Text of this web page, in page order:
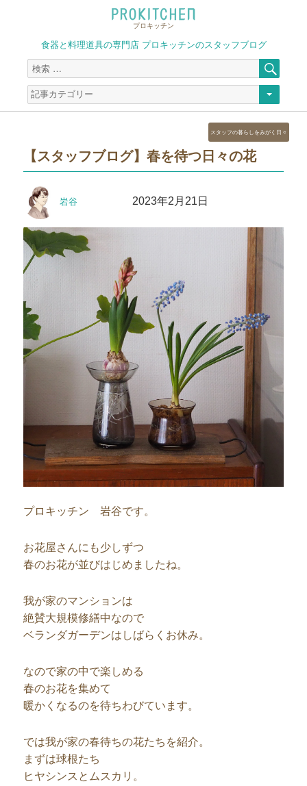
プロキッチン
食器と料理道具の専門店 プロキッチンのスタッフブログ
検
索
対
象:
索
【スタッフブログ】春を待つ日々の花
稿
岩谷稿
2023年2月21日
カ
テ
ゴ
リ
スタッフの暮らしをみがく日々
プロキッチン 岩谷です。
お花屋さんにも少しずつ
春のお花が並びはじめましたね。
我が家のマンションは
絶賛大規模修繕中なので
ベランダガーデンはしばらくお休み。
なので家の中で楽しめる
春のお花を集めて
暖かくなるのを待ちわびています。
では我が家の春待ちの花たちを紹介。
まずは球根たち
ヒヤシンスとムスカリ。